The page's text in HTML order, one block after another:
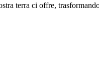
terra ci offre,